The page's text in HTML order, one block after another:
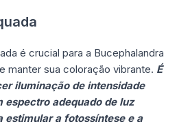
é crucial para a Bucephalandra
manter sua coloração vibrante. É
iluminação de intensidade
espectro adequado de luz
estimular a fotossíntese e a